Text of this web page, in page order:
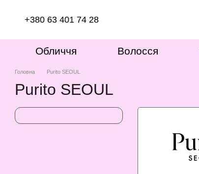
+380 63 401 74 28
Обличчя Волосся
Головна Purito SEOUL
Purito SEOUL